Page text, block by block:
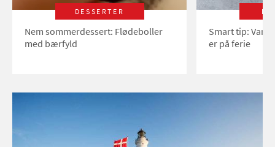
DESSERTER
Nem sommerdessert: Flødeboller
med bærfyld
Smart tip:
er på ferie